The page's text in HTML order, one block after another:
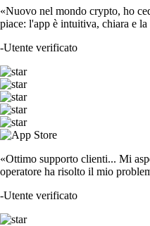
«Nuovo nel mondo crypto, ho
piace: l'app è intuitiva, chiara e
-Utente verificato
«Ottimo supporto clienti... Mi
operatore ha risolto il mio
-Utente verificato